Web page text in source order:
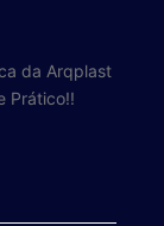
da Arqplast
Prático!!